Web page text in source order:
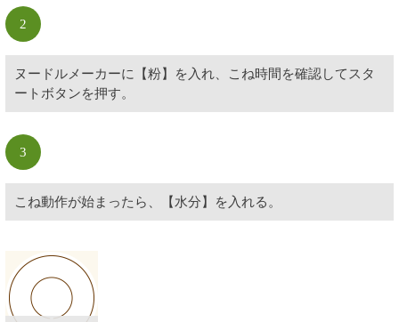
2
ヌードルメーカーに【粉】を入れ、こね時間を確認してスタ
ートボタンを押す。
3
こね動作が始まったら、【水分】を入れる。